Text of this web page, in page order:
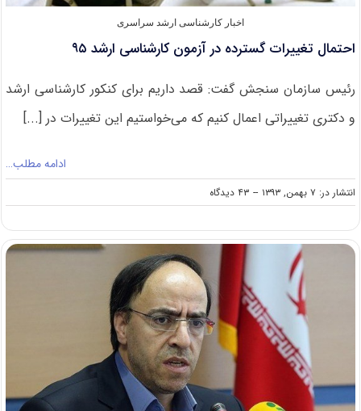
اخبار کارشناسی ارشد سراسری
احتمال تغییرات گسترده در آزمون کارشناسی ارشد ۹۵
رئیس سازمان سنجش گفت: قصد داریم برای کنکور کارشناسی ارشد
و دکتری تغییراتی اعمال کنیم که می‌خواستیم این تغییرات در [...]
ادامه مطلب…
انتشار در: ۷ بهمن, ۱۳۹۳ -- ۴۳ دیدگاه
on
احتمال
گسترده
آزمون
کارشناسی
ارشد
۹۵